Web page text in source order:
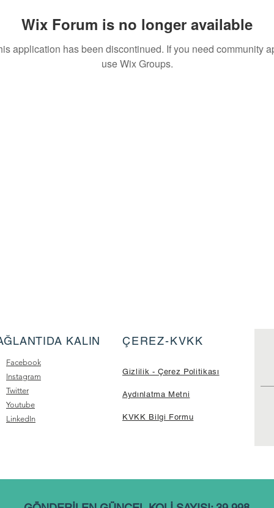
Wix Forum is no longer available
application has been discontinued. If you need community
use Wix Groups.
KALIN
Facebook
Instagram
Twitter
Youtube
LinkedIn
ÇEREZ-KVKK
Gizlilik - Çerez Politikası
Aydınlatma Metni
KVKK Bilgi Formu